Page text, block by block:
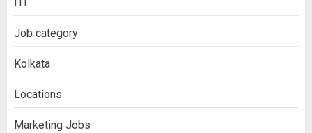
Job category
Kolkata
Locations
Marketing Jobs